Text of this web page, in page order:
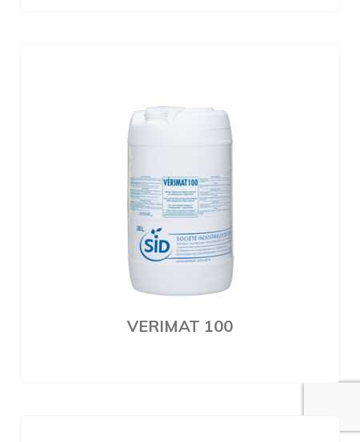
VERIMAT 100